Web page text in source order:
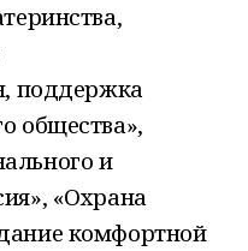
поддержка
общества»,
и
«Охрана
комфортной